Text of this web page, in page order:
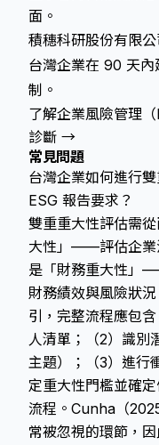
面。
積穗科研股份有限
台灣企業在 90 天
制。
了解企業風險管理
診斷 →
常見問題
台灣企業如何進行
ESG 報告要求？
雙重重大性評估需
大性」——評估企業
是「財務重大性」
財務績效與風險狀
引，完整流程應包
人清單；（2）識別
主題）；（3）進行
定重大性門檻並確
流程。Cunha（
常被忽視的環節，